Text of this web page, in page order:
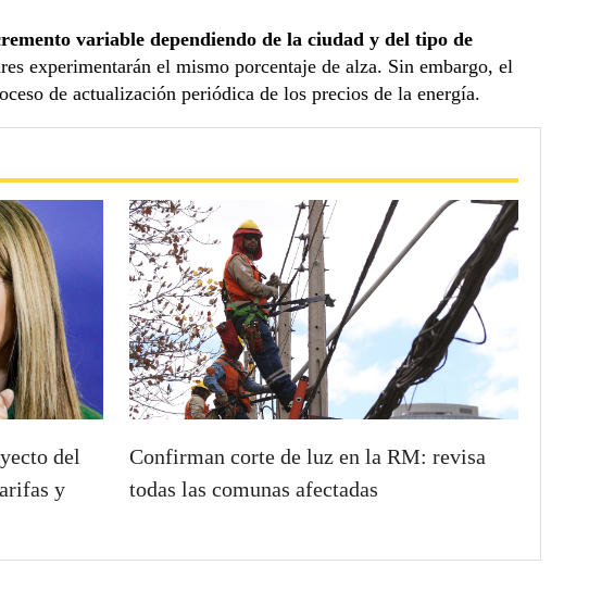
variable dependiendo de la ciudad y del tipo de
experimentarán el mismo porcentaje de alza. Sin embargo, el
de actualización periódica de los precios de la energía.
del
y
Confirman corte de luz en la RM: revisa
todas las comunas afectadas